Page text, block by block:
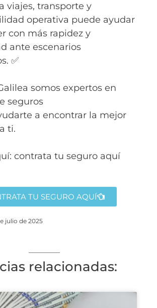
viajes, transporte y
operativa puede ayudar
con más rapidez y
ante escenarios
✅
somos expertos en
seguros
a encontrar la mejor
ti.
contrata tu seguro aquí
TU SEGURO AQUÍ
julio de 2025
relacionadas: